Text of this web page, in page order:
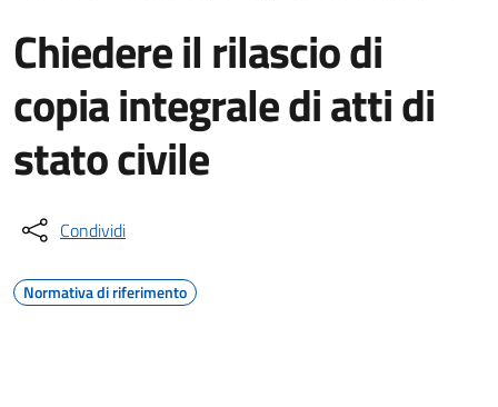
Chiedere il rilascio di
copia integrale di atti di
stato civile
Condividi
Normativa di riferimento